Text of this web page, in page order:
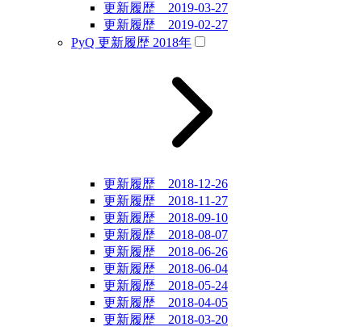
更新履歴 2019-03-27
更新履歴 2019-02-27
PyQ 更新履歴 2018年
更新履歴 2018-12-26
更新履歴 2018-11-27
更新履歴 2018-09-10
更新履歴 2018-08-07
更新履歴 2018-06-26
更新履歴 2018-06-04
更新履歴 2018-05-24
更新履歴 2018-04-05
更新履歴 2018-03-20